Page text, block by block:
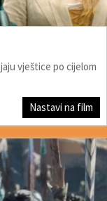
vještice po cijelom
Nastavi na film